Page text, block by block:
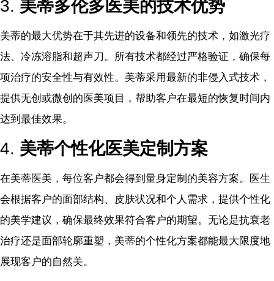
3. 美蒂多伦多医美的技术优势
美蒂的最大优势在于其先进的设备和领先的技术，如激光疗
法、冷冻溶脂和超声刀。所有技术都经过严格验证，确保每
项治疗的安全性与有效性。美蒂采用最新的非侵入式技术，
提供无创或微创的医美项目，帮助客户在最短的恢复时间内
达到最佳效果。
4. 美蒂个性化医美定制方案
在美蒂医美，每位客户都会得到量身定制的美容方案。医生
会根据客户的面部结构、皮肤状况和个人需求，提供个性化
的美学建议，确保最终效果符合客户的期望。无论是抗衰老
治疗还是面部轮廓重塑，美蒂的个性化方案都能最大限度地
展现客户的自然美。